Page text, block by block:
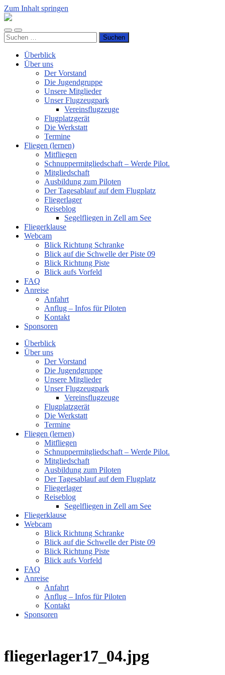
Zum Inhalt springen
Luftsportverein
e.V.
Mobile-
Menü
Suchfeld
ein-/ausblenden
Suchen
nach:
Überblick
Über uns
Der Vorstand
Die Jugendgruppe
Unsere Mitglieder
Unser Flugzeugpark
Vereinsflugzeuge
Flugplatzgerät
Die Werkstatt
Termine
Fliegen (lernen)
Mitfliegen
Schnuppermitgliedschaft – Werde Pilot.
Mitgliedschaft
Ausbildung zum Piloten
Der Tagesablauf auf dem Flugplatz
Fliegerlager
Reiseblog
Segelfliegen in Zell am See
Fliegerklause
Webcam
Blick Richtung Schranke
Blick auf die Schwelle der Piste 09
Blick Richtung Piste
Blick aufs Vorfeld
FAQ
Anreise
Anfahrt
Anflug – Infos für Piloten
Kontakt
Sponsoren
Überblick
Über uns
Der Vorstand
Die Jugendgruppe
Unsere Mitglieder
Unser Flugzeugpark
Vereinsflugzeuge
Flugplatzgerät
Die Werkstatt
Termine
Fliegen (lernen)
Mitfliegen
Schnuppermitgliedschaft – Werde Pilot.
Mitgliedschaft
Ausbildung zum Piloten
Der Tagesablauf auf dem Flugplatz
Fliegerlager
Reiseblog
Segelfliegen in Zell am See
Fliegerklause
Webcam
Blick Richtung Schranke
Blick auf die Schwelle der Piste 09
Blick Richtung Piste
Blick aufs Vorfeld
FAQ
Anreise
Anfahrt
Anflug – Infos für Piloten
Kontakt
Sponsoren
fliegerlager17_04.jpg